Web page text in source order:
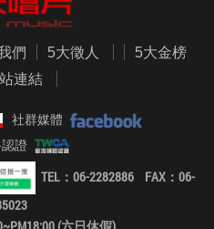
們 5大徵人
5大金榜
連結
社群媒體
證
TEL：06-2282886 FAX：06-